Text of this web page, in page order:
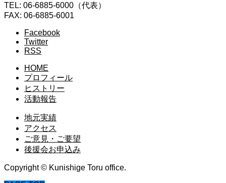
TEL: 06-6885-6000（代表）
FAX: 06-6885-6001
Facebook
Twitter
RSS
HOME
プロフィール
ヒストリー
活動報告
地元実績
アクセス
ご意見・ご要望
後援会お申込み
Copyright © Kunishige Toru office.